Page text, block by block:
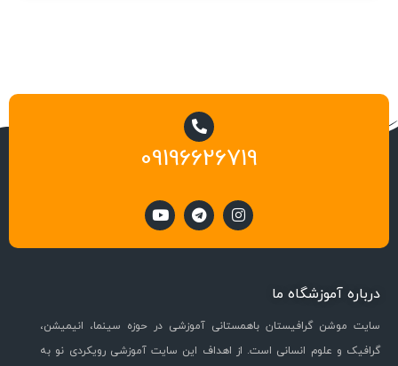
09196626719
درباره آموزشگاه ما
سایت موشن گرافیستان باهمستانی آموزشی در حوزه سینما، انیمیشن،
گرافیک و علوم انسانی است. از اهداف این سایت آموزشی رویکردی نو به